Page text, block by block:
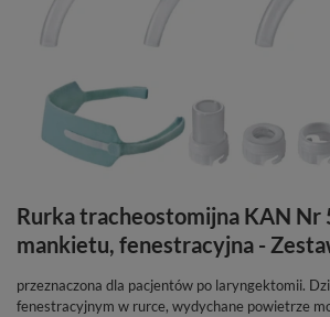
Rurka tracheostomijna KAN Nr
mankietu, fenestracyjna -
przeznaczona dla pacjentów po laryngektomii.
fenestracyjnym w rurce, wydychane powietrze